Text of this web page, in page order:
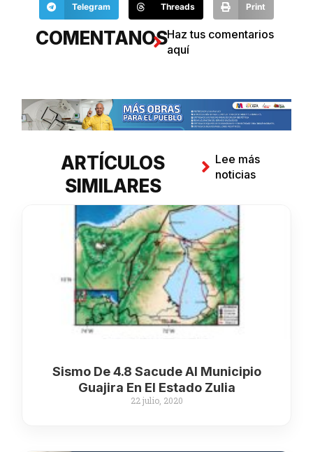
Telegram Threads Print
COMENTANOSHaz tus comentarios
aquí
ARTÍCULOS
SIMILARES
Lee más
noticias
Sismo De 4.8 Sacude Al Municipio
Guajira En El Estado Zulia
22 julio, 2020